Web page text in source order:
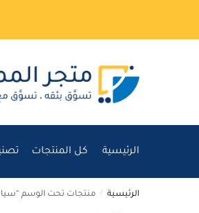
navigation
content
الرئيسية كل المنتجات
الرئيسية / منتجات تحت الوسم